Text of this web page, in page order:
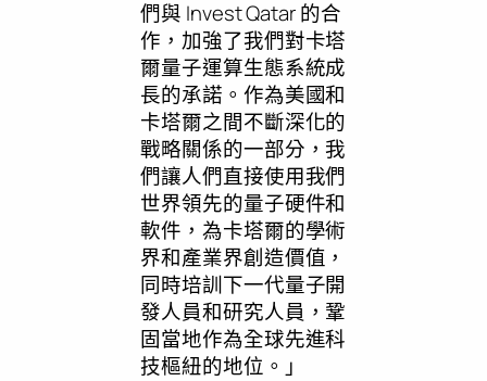
們與 Invest Qatar 的合
作，加強了我們對卡塔
爾量子運算生態系統成
長的承諾。作為美國和
卡塔爾之間不斷深化的
戰略關係的一部分，我
們讓人們直接使用我們
世界領先的量子硬件和
軟件，為卡塔爾的學術
界和產業界創造價值，
同時培訓下一代量子開
發人員和研究人員，鞏
固當地作為全球先進科
技樞紐的地位。」